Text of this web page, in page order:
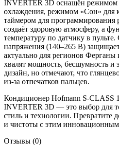
INVERTER 3D оснащён режимом
охлаждения, режимом «Сон» для
таймером для программирования
создаёт здоровую атмосферу, а
температуру по датчику в
напряжения (140–265 В)
актуально для регионов
хвалят мощность, бесшумность и
дизайн, но отмечают, что
из-за отпечатков пальцев.
Кондиционер Hofmann S-
INVERTER 3D — это выбор для
стиль и технологии. Превратите
и чистоты с этим инновационным
Отзывы (0)